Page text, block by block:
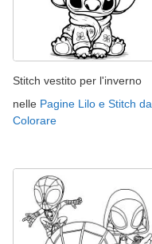
Stitch vestito per l'inverno
nelle Pagine Lilo e Stitch da
Colorare